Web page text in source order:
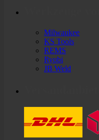
Milwaukee
KS Tools
REMS
Ryobi
JB Weld